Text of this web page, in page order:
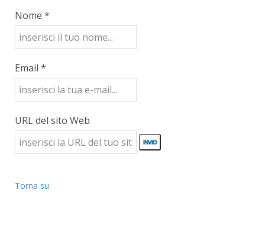
Nome *
Email *
URL del sito Web
Torna su